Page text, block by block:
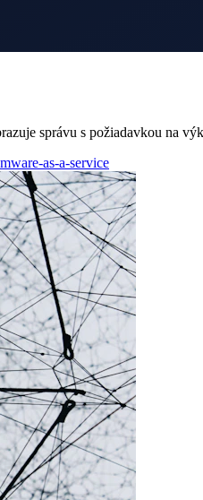
správu s požiadavkou na
as-a-service